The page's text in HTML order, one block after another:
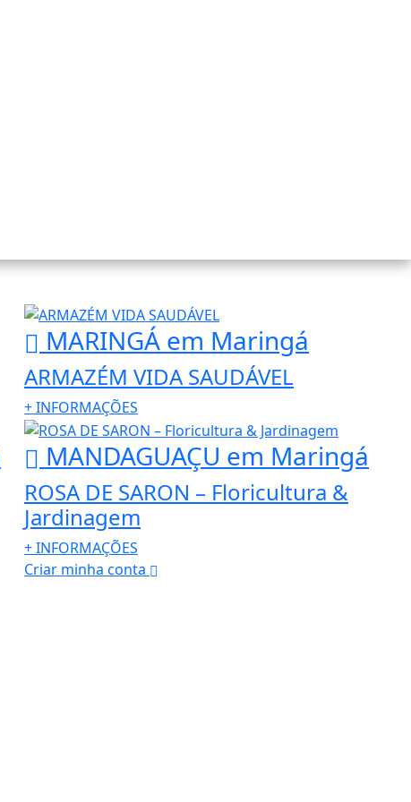
MARINGÁ em Maringá
ARMAZÉM VIDA SAUDÁVEL
+INFORMAÇÕES
MANDAGUAÇU em Maringá
ROSA DE SARON – Floricultura &
Jardinagem
+INFORMAÇÕES
Criar minha conta